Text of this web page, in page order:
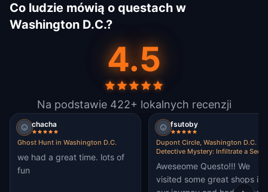
Co ludzie mówią o questach w
Washington D.C.?
4.5
Na podstawie 422+ lokalnych recenzji
chacha
Ghost Hunt in Washington D.C.
we had a great time. lots of
fun
fsutoby
Dupont Circle, Washington D.C.
Detective Mystery: Infiltrate a
Aweseome Questo!!! We
visited some great shops in